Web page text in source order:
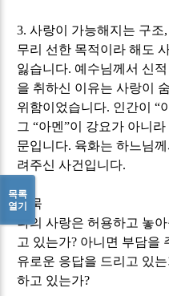
3.사랑이 가능해지는 구조
무리 선한 목적이라 해도
잃습니다. 예수님께서 신
을 취하신 이유는 사랑이
위함이었습니다. 인간이“
그“아멘”이 강요가 아니
문입니다. 육화는 하느님
려주신 사건입니다.
침묵
나의 사랑은 허용하고 놓
고 있는가? 아니면 부담을
유로운 응답을 드리고 있
하고 있는가?
목록
열기